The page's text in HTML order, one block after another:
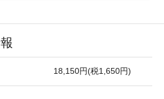
18,150円(税1,650円)